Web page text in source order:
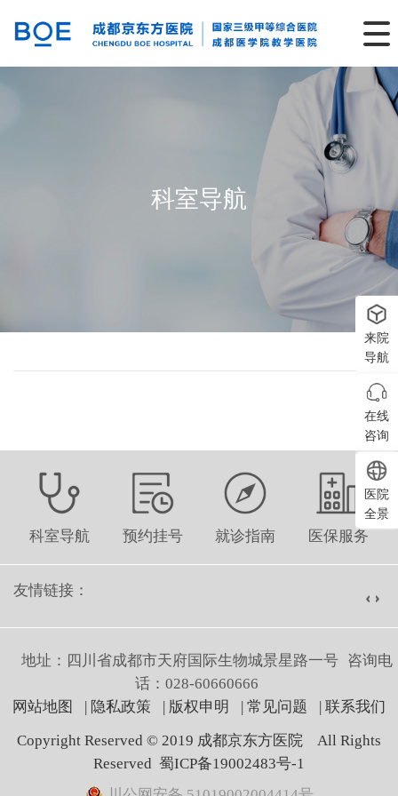
科室导航
科室导航 预约挂号 就诊指南 医保服务
友情链接：
地址：四川省成都市天府国际生物城景星路一号 咨询电
话：028-60660666
网站地图
隐私政策 版权申明 常见问题
联系我们
Copyright Reserved © 2019 成都京东方医院 All Rights
Reserved 蜀ICP备19002483号-1
来院
导航
在线
咨询
医院
全景